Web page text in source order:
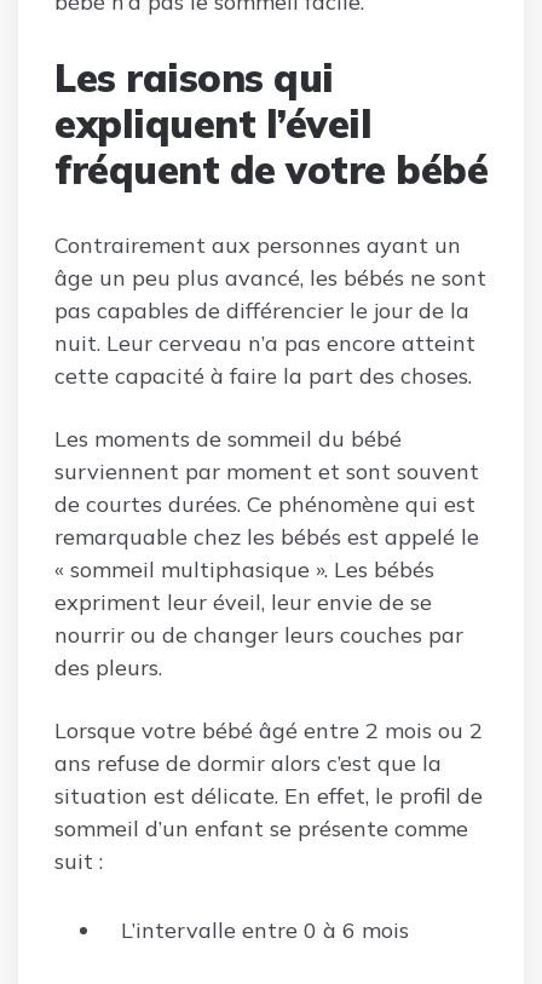
Les raisons qui
expliquent l’éveil
fréquent de votre bébé
Contrairement aux personnes ayant un
âge un peu plus avancé, les bébés ne sont
pas capables de différencier le jour de la
nuit. Leur cerveau n’a pas encore atteint
cette capacité à faire la part des choses.
Les moments de sommeil du bébé
surviennent par moment et sont souvent
de courtes durées. Ce phénomène qui est
remarquable chez les bébés est appelé le
« sommeil multiphasique ». Les bébés
expriment leur éveil, leur envie de se
nourrir ou de changer leurs couches par
des pleurs.
Lorsque votre bébé âgé entre 2 mois ou 2
ans refuse de dormir alors c’est que la
situation est délicate. En effet, le profil de
sommeil d’un enfant se présente comme
suit :
L’intervalle entre 0 à 6 mois